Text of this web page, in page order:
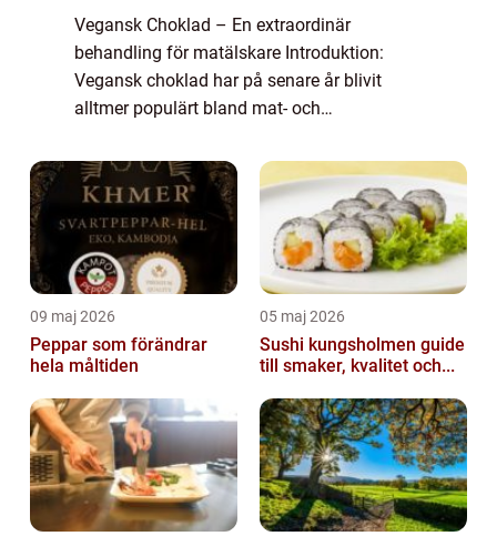
Vegansk Choklad – En extraordinär
behandling för matälskare Introduktion:
Vegansk choklad har på senare år blivit
alltmer populärt bland mat- och
att ge en grundlig översikt av vad vegansk
choklad ä...
09 maj 2026
Peppar som förändrar
hela måltiden
05 maj 2026
Sushi kungsholmen guide
till smaker, kvalitet och...